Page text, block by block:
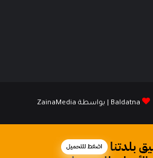
Baldatna | بواسطة ZainaMedia